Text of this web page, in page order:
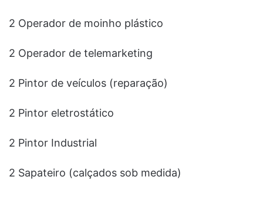
2 Operador de moinho plástico
2 Operador de telemarketing
2 Pintor de veículos (reparação)
2 Pintor eletrostático
2 Pintor Industrial
2 Sapateiro (calçados sob medida)